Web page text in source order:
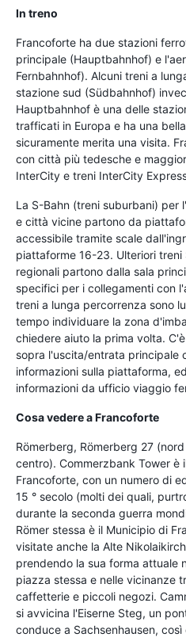
In treno
Francoforte ha due stazioni
principale (Hauptbahnhof) e
Fernbahnhof). Alcuni treni a
stazione sud (Südbahnhof)
Hauptbahnhof è una delle
trafficati in Europa e ha una
sicuramente merita una visita.
con città più tedesche e
InterCity e treni InterCity
La S-Bahn (treni suburbani) per
e città vicine partono da
accessibile tramite scale
piattaforme 16-23. Ulteriori
regionali partono dalla sala
specifici per i collegamenti con
treni a lunga percorrenza sono
tempo individuare la zona
chiedere aiuto la prima volta.
sopra l'uscita/entrata principale
informazioni sulla piattaforma,
informazioni da ufficio viaggio
Cosa vedere a Francoforte
Römerberg, Römerberg 27
centro). Commerzbank Tower è
Francoforte, con un numero di
15 ° secolo (molti dei quali,
durante la seconda guerra
Römer stessa è il Municipio di
visitate anche la Alte
prendendo la sua forma attuale
piazza stessa e nelle vicinanze
caffetterie e piccoli negozi.
si avvicina l'Eiserne Steg, un
conduce a Sachsenhausen,